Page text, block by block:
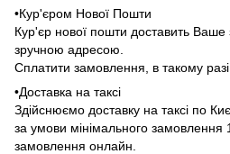
•Кур'єром Нової Пошти
Кур'єр нової пошти доставить
зручною адресою.
Сплатити замовлення, в такому
•Доставка на таксі
Здійснюємо доставку на таксі по
за умови мінімального замовлення
замовлення онлайн.